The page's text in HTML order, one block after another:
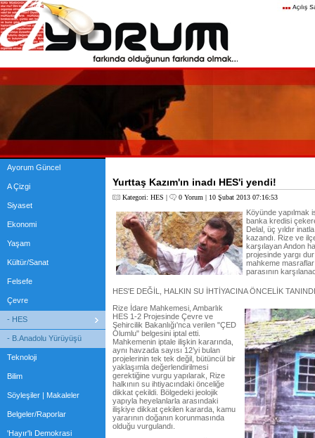
Ayorum Güncel
A Çizgi
Siyaset
Ekonomi
Yaşam
Kültür/Sanat
Felsefe
Çevre
- HES
- B.Anadolu Yürüyüşü
Teknoloji
Bilim
Söyleşiler | Makaleler
Belgeler/Raporlar
'Hayır'lı Demokrasi
Yurttaş Kazım'ın inadı HES'i yendi!
Kategori: HES | 0 Yorum | 10 Şubat 2013 07:16:53
Köyünde yapılmak
banka kredisi
Delal, üç yıldır
kazandı. Rize ve
karşılayan Andon
projesinde yargı
mahkeme
parasının
HES'E DEĞİL, HALKIN SU İHTİYACINA ÖNCELİK TANINDI
Rize İdare Mahkemesi, Ambarlık
HES 1-2 Projesinde Çevre ve
Şehircilik Bakanlığı'nca verilen "ÇED
Olumlu" belgesini iptal etti.
Mahkemenin iptale ilişkin kararında,
aynı havzada sayısı 12’yi bulan
projelerinin tek tek değil, bütüncül bir
yaklaşımla değerlendirilmesi
gerektiğine vurgu yapılarak, Rize
halkının su ihtiyacındaki önceliğe
dikkat çekildi. Bölgedeki jeolojik
yapıyla heyelanlarla arasındaki
ilişkiye dikkat çekilen kararda, kamu
yararının doğanın korunmasında
olduğu vurgulandı.